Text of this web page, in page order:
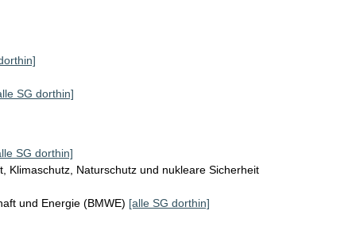
SG dorthin]
SG dorthin]
Klimaschutz, Naturschutz und nukleare Sicherheit
und Energie (BMWE) [alle SG dorthin]